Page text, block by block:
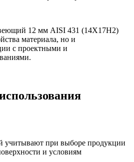
12 мм AISI 431 (14Х17Н2)
материала, но и
с проектными и
при выборе продукции
и условиям